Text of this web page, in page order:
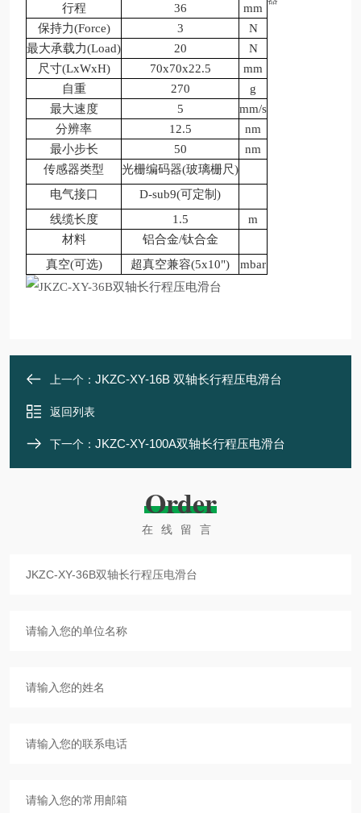
行程
36
mm
保持力(Force)
3
N
最大承载力(Load)
20
N
尺寸(LxWxH)
70x70x22.5
mm
自重
270
g
最大速度
5
mm/s
分辨率
12.5
nm
最小步长
50
nm
传感器类型
光栅编码器(玻璃栅尺)
电气接口
D-sub9(可定制)
线缆长度
1.5
m
材料
铝合金/钛合金
真空(可选)
超真空兼容(5x10") mbar
上一个： JKZC-XY-16B 双轴长行程压电滑台
返回列表
下一个： JKZC-XY-100A双轴长行程压电滑台
Order
在线留言